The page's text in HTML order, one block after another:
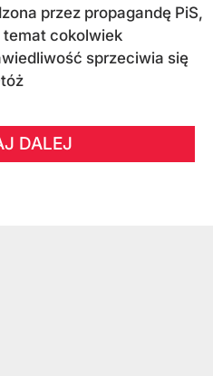
przez propagandę PiS,
temat cokolwiek
sprzeciwia się
DALEJ